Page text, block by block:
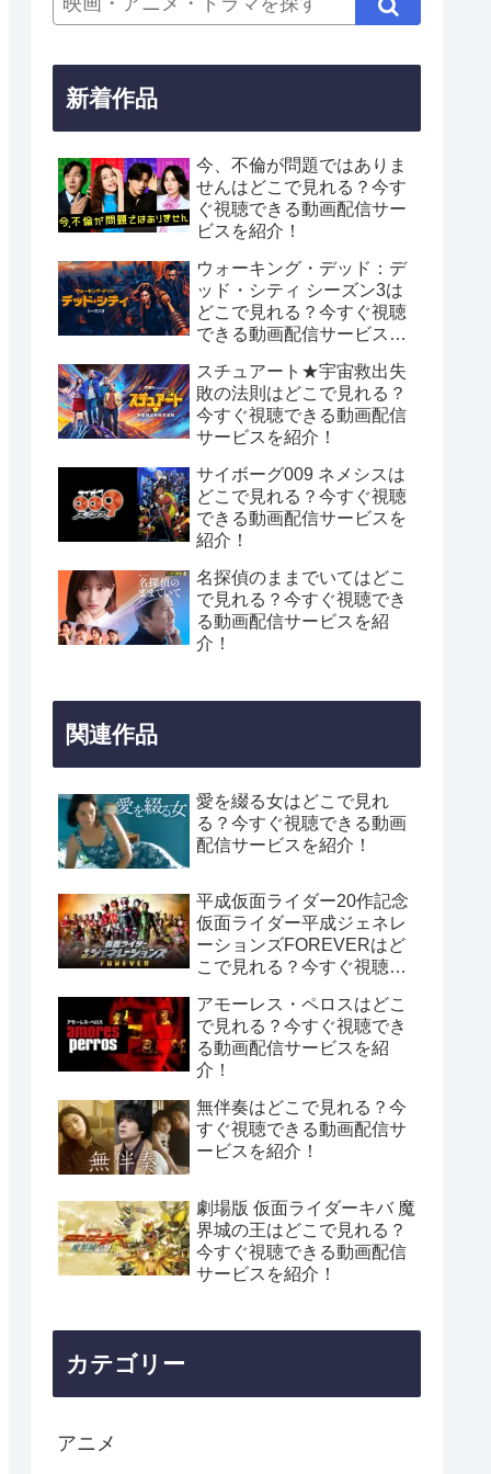
新着作品
今、不倫が問題ではありま
せんはどこで見れる？今す
ぐ視聴できる動画配信サー
ビスを紹介！
ウォーキング・デッド：デ
ッド・シティ シーズン3は
どこで見れる？今すぐ視聴
できる動画配信サービスを
スチュアート★宇宙救出失
敗の法則はどこで見れる？
今すぐ視聴できる動画配信
サービスを紹介！
サイボーグ009 ネメシスは
どこで見れる？今すぐ視聴
できる動画配信サービスを
紹介！
名探偵のままでいてはどこ
で見れる？今すぐ視聴でき
る動画配信サービスを紹
介！
関連作品
愛を綴る女はどこで見れ
る？今すぐ視聴できる動画
配信サービスを紹介！
平成仮面ライダー20作記念
仮面ライダー平成ジェネレ
ーションズFOREVERはど
こで見れる？今すぐ視聴で
介！
アモーレス・ペロスはどこ
で見れる？今すぐ視聴でき
る動画配信サービスを紹
介！
無伴奏はどこで見れる？今
すぐ視聴できる動画配信サ
ービスを紹介！
劇場版 仮面ライダーキバ 魔
界城の王はどこで見れる？
今すぐ視聴できる動画配信
サービスを紹介！
カテゴリー
アニメ